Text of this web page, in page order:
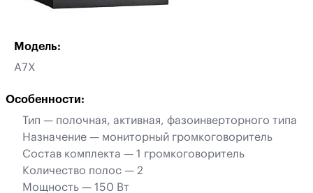
Модель:
A7X
Особенности:
Тип — полочная, активная, фазоинверторного типа
Назначение — мониторный громкоговоритель
Состав комплекта — 1 громкоговоритель
Количество полос — 2
Мощность — 150 Вт